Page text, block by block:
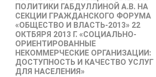
ПОЛИТИКИ ГАБДУЛЛИНОЙ А.В. НА
СЕКЦИИ ГРАЖДАНСКОГО ФОРУМА
«ОБЩЕСТВО И ВЛАСТЬ-2013» 22
ОКТБЯРЯ 2013 Г. «СОЦИАЛЬНО-
ОРИЕНТИРОВАННЫЕ
НЕКОММЕРЧЕСКИЕ ОРГАНИЗАЦИИ:
ДОСТУПНОСТЬ И КАЧЕСТВО УСЛУГ
ДЛЯ НАСЕЛЕНИЯ»